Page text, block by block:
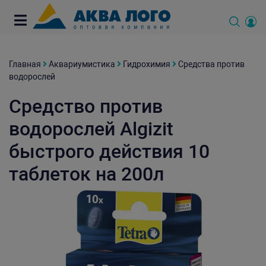
Главная Аквариумистика Гидрохимия
Средства против
водорослей
Средство против
водорослей Algizit
быстрого действия 10
таблеток на 200л